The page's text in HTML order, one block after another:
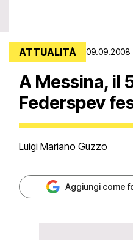
ATTUALITÀ 09.09.2008
A Messina, il
Federspev
Luigi Mariano Guzzo
Aggiungi come